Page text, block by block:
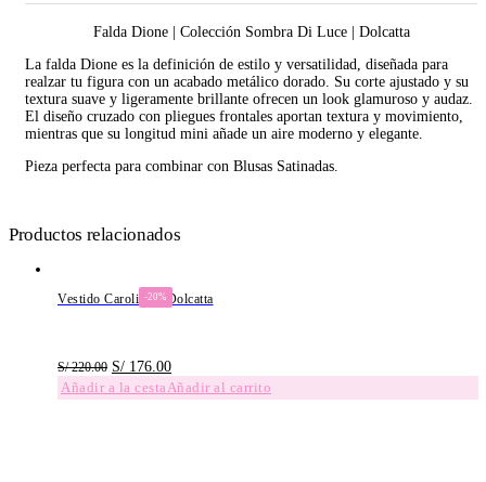
Falda Dione | Colección Sombra Di Luce | Dolcatta
La falda Dione es la definición de estilo y versatilidad, diseñada para
realzar tu figura con un acabado metálico dorado. Su corte ajustado y su
textura suave y ligeramente brillante ofrecen un look glamuroso y audaz.
El diseño cruzado con pliegues frontales aportan textura y movimiento,
mientras que su longitud mini añade un aire moderno y elegante.
Pieza perfecta para combinar con Blusas Satinadas.
Productos relacionados
Vestido Caroline – Dolcatta
S/220.00 El
precio
original
S/ 176.00El
precio
actual
-20%
Añadir al carrito